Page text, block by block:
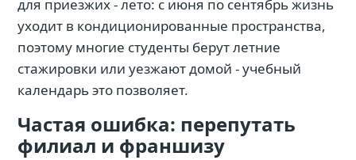
для приезжих - лето: с июня по сентябрь жизнь
уходит в кондиционированные пространства,
поэтому многие студенты берут летние
стажировки или уезжают домой - учебный
календарь это позволяет.
Частая ошибка: перепутать
филиал и франшизу